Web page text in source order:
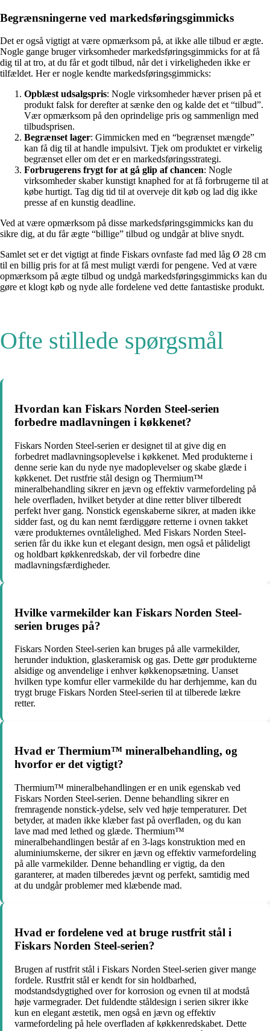
Begrænsningerne ved markedsføringsgimmicks
Det er også vigtigt at være opmærksom på, at ikke alle tilbud er ægte.
Nogle gange bruger virksomheder markedsføringsgimmicks for at få
dig til at tro, at du får et godt tilbud, når det i virkeligheden ikke er
tilfældet. Her er nogle kendte markedsføringsgimmicks:
Opblæst udsalgspris: Nogle virksomheder hæver prisen på et
produkt falsk for derefter at sænke den og kalde det et “tilbud”.
Vær opmærksom på den oprindelige pris og sammenlign med
tilbudsprisen.
Begrænset lager: Gimmicken med en “begrænset mængde”
kan få dig til at handle impulsivt. Tjek om produktet er virkelig
begrænset eller om det er en markedsføringsstrategi.
Forbrugerens frygt for at gå glip af chancen: Nogle
virksomheder skaber kunstigt knaphed for at få forbrugerne til at
købe hurtigt. Tag dig tid til at overveje dit køb og lad dig ikke
presse af en kunstig deadline.
Ved at være opmærksom på disse markedsføringsgimmicks kan du
sikre dig, at du får ægte “billige” tilbud og undgår at blive snydt.
Samlet set er det vigtigt at finde Fiskars ovnfaste fad med låg Ø 28 cm
til en billig pris for at få mest muligt værdi for pengene. Ved at være
opmærksom på ægte tilbud og undgå markedsføringsgimmicks kan du
gøre et klogt køb og nyde alle fordelene ved dette fantastiske produkt.
Ofte stillede spørgsmål
Hvordan kan Fiskars Norden Steel-serien
forbedre madlavningen i køkkenet?
Fiskars Norden Steel-serien er designet til at give dig en
forbedret madlavningsoplevelse i køkkenet. Med produkterne i
denne serie kan du nyde nye madoplevelser og skabe glæde i
køkkenet. Det rustfrie stål design og Thermium™
mineralbehandling sikrer en jævn og effektiv varmefordeling på
hele overfladen, hvilket betyder at dine retter bliver tilberedt
perfekt hver gang. Nonstick egenskaberne sikrer, at maden ikke
sidder fast, og du kan nemt færdiggøre retterne i ovnen takket
være produkternes ovntålelighed. Med Fiskars Norden Steel-
serien får du ikke kun et elegant design, men også et pålideligt
og holdbart køkkenredskab, der vil forbedre dine
madlavningsfærdigheder.
Hvilke varmekilder kan Fiskars Norden Steel-
serien bruges på?
Fiskars Norden Steel-serien kan bruges på alle varmekilder,
herunder induktion, glaskeramisk og gas. Dette gør produkterne
alsidige og anvendelige i enhver køkkenopsætning. Uanset
hvilken type komfur eller varmekilde du har derhjemme, kan du
trygt bruge Fiskars Norden Steel-serien til at tilberede lækre
retter.
Hvad er Thermium™ mineralbehandling, og
hvorfor er det vigtigt?
Thermium™ mineralbehandlingen er en unik egenskab ved
Fiskars Norden Steel-serien. Denne behandling sikrer en
fremragende nonstick-ydelse, selv ved høje temperaturer. Det
betyder, at maden ikke klæber fast på overfladen, og du kan
lave mad med lethed og glæde. Thermium™
mineralbehandlingen består af en 3-lags konstruktion med en
aluminiumskerne, der sikrer en jævn og effektiv varmefordeling
på alle varmekilder. Denne behandling er vigtig, da den
garanterer, at maden tilberedes jævnt og perfekt, samtidig med
at du undgår problemer med klæbende mad.
Hvad er fordelene ved at bruge rustfrit stål i
Fiskars Norden Steel-serien?
Brugen af rustfrit stål i Fiskars Norden Steel-serien giver mange
fordele. Rustfrit stål er kendt for sin holdbarhed,
modstandsdygtighed over for korrosion og evnen til at modstå
høje varmegrader. Det fuldendte ståldesign i serien sikrer ikke
kun en elegant æstetik, men også en jævn og effektiv
varmefordeling på hele overfladen af ​​køkkenredskabet. Dette